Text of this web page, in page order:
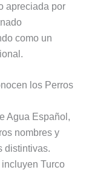
apreciada por
como un
los Perros
Agua Español,
nombres y
distintivas.
Turco